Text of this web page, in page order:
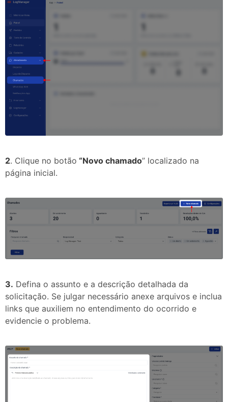
2. Clique no botão “Novo chamado” localizado na
página inicial.
3. Defina o assunto e a descrição detalhada da
solicitação. Se julgar necessário anexe arquivos e inclua
links que auxiliem no entendimento do ocorrido e
evidencie o problema.